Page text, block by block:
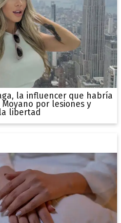
la influencer que habría
por lesiones y
libertad